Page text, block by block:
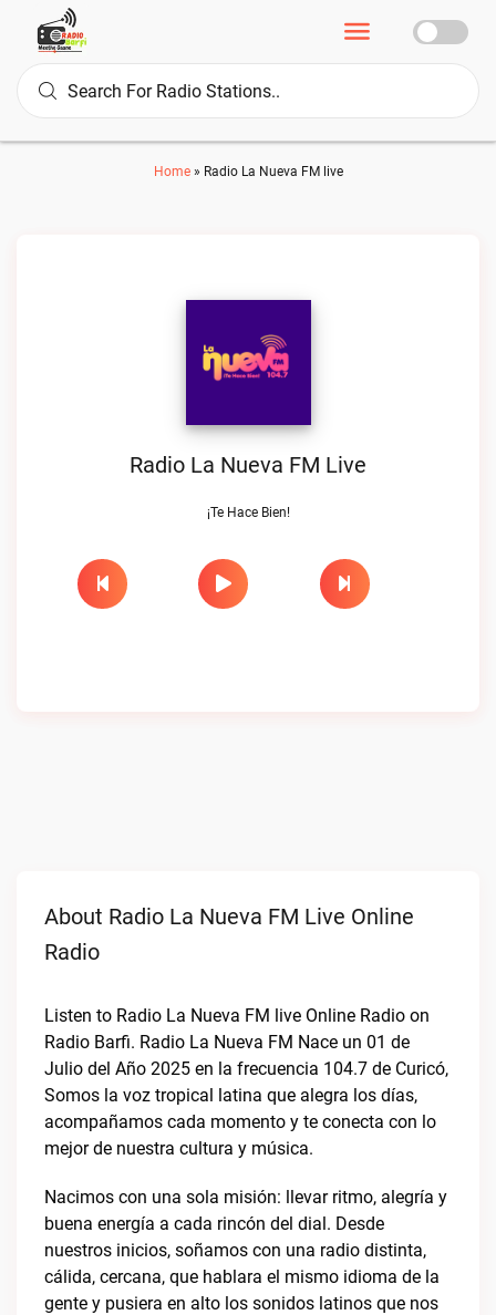
Home» Radio La Nueva FM live
Radio La Nueva FM Live
¡Te Hace Bien!
About Radio La Nueva FM Live Online
Radio
Listen to Radio La Nueva FM live Online Radio on
Radio Barfi. Radio La Nueva FM Nace un 01 de
Julio del Año 2025 en la frecuencia 104.7 de Curicó,
Somos la voz tropical latina que alegra los días,
acompañamos cada momento y te conecta con lo
mejor de nuestra cultura y música.
Nacimos con una sola misión: llevar ritmo, alegría y
buena energía a cada rincón del dial. Desde
nuestros inicios, soñamos con una radio distinta,
cálida, cercana, que hablara el mismo idioma de la
gente y pusiera en alto los sonidos latinos que nos